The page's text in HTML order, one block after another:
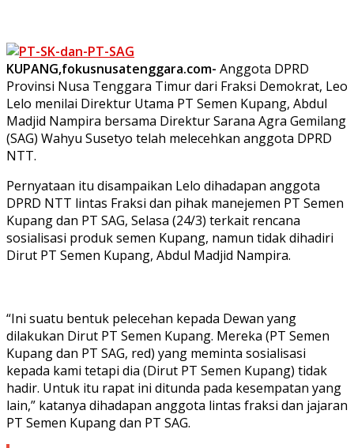
KUPANG,fokusnusatenggara.com- Anggota DPRD
Provinsi Nusa Tenggara Timur dari Fraksi Demokrat, Leo
Lelo menilai Direktur Utama PT Semen Kupang, Abdul
Madjid Nampira bersama Direktur Sarana Agra Gemilang
(SAG) Wahyu Susetyo telah melecehkan anggota DPRD
NTT.
Pernyataan itu disampaikan Lelo dihadapan anggota
DPRD NTT lintas Fraksi dan pihak manejemen PT Semen
Kupang dan PT SAG, Selasa (24/3) terkait rencana
sosialisasi produk semen Kupang, namun tidak dihadiri
Dirut PT Semen Kupang, Abdul Madjid Nampira.
“Ini suatu bentuk pelecehan kepada Dewan yang
dilakukan Dirut PT Semen Kupang. Mereka (PT Semen
Kupang dan PT SAG, red) yang meminta sosialisasi
kepada kami tetapi dia (Dirut PT Semen Kupang) tidak
hadir. Untuk itu rapat ini ditunda pada kesempatan yang
lain,” katanya dihadapan anggota lintas fraksi dan jajaran
PT Semen Kupang dan PT SAG.